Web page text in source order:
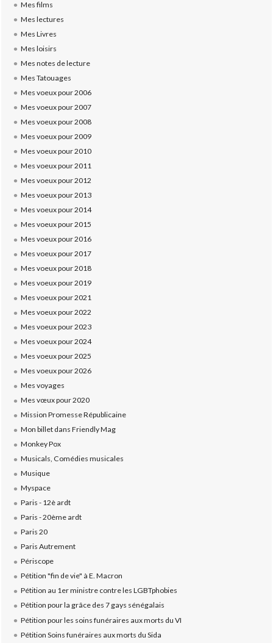
Mes films
Mes lectures
Mes Livres
Mes loisirs
Mes notes de lecture
Mes Tatouages
Mes voeux pour 2006
Mes voeux pour 2007
Mes voeux pour 2008
Mes voeux pour 2009
Mes voeux pour 2010
Mes voeux pour 2011
Mes voeux pour 2012
Mes voeux pour 2013
Mes voeux pour 2014
Mes voeux pour 2015
Mes voeux pour 2016
Mes voeux pour 2017
Mes voeux pour 2018
Mes voeux pour 2019
Mes voeux pour 2021
Mes voeux pour 2022
Mes voeux pour 2023
Mes voeux pour 2024
Mes voeux pour 2025
Mes voeux pour 2026
Mes voyages
Mes vœux pour 2020
Mission Promesse Républicaine
Mon billet dans Friendly Mag
Monkey Pox
Musicals, Comédies musicales
Musique
Myspace
Paris - 12è ardt
Paris - 20ème ardt
Paris 20
Paris Autrement
Périscope
Pétition "fin de vie" à E. Macron
Pétition au 1er ministre contre les LGBTphobies
Pétition pour la grâce des 7 gays sénégalais
Pétition pour les soins funéraires aux morts du VI
Pétition Soins funéraires aux morts du Sida